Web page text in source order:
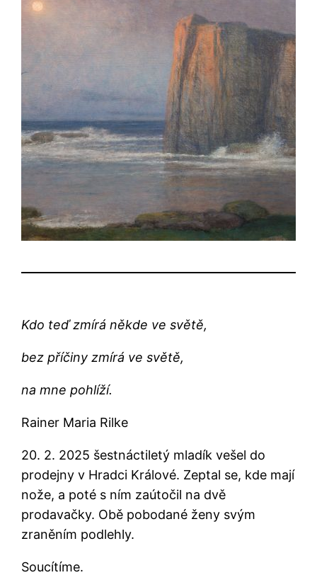
Kdo teď zmírá někde ve světě,
bez příčiny zmírá ve světě,
na mne pohlíží.
Rainer Maria Rilke
20. 2. 2025 šestnáctiletý mladík vešel do
prodejny v Hradci Králové. Zeptal se, kde mají
nože, a poté s ním zaútočil na dvě
prodavačky. Obě pobodané ženy svým
zraněním podlehly.
Soucítíme.